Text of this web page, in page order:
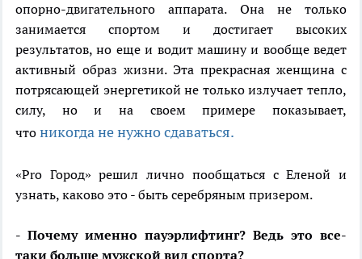
опорно-двигательного аппарата. Она не только
занимается спортом и достигает высоких
результатов, но еще и водит машину и вообще ведет
активный образ жизни. Эта прекрасная женщина с
потрясающей энергетикой не только излучает тепло,
силу, но и на своем примере показывает,
что никогда не нужно сдаваться.
«Pro Город» решил лично пообщаться с Еленой и
узнать, каково это - быть серебряным призером.
- Почему именно пауэрлифтинг? Ведь это все-
таки больше мужской вид спорта?